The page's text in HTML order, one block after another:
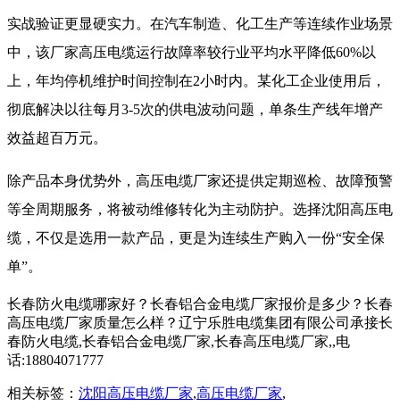
实战验证更显硬实力。在汽车制造、化工生产等连续作业场景
中，该厂家高压电缆运行故障率较行业平均水平降低60%以
上，年均停机维护时间控制在2小时内。某化工企业使用后，
彻底解决以往每月3-5次的供电波动问题，单条生产线年增产
效益超百万元。
除产品本身优势外， 高压电缆厂家还提供定期巡检、故障预警
等全周期服务，将被动维修转化为主动防护。选择沈阳高压电
缆，不仅是选用一款产品，更是为连续生产购入一份“安全保
单”。
长春防火电缆哪家好？长春铝合金电缆厂家报价是多少？长春
高压电缆厂家质量怎么样？辽宁乐胜电缆集团有限公司承接长
春防火电缆,长春铝合金电缆厂家,长春高压电缆厂家,,电
话:18804071777
相关标签： 沈阳高压电缆厂家,高压电缆厂家,